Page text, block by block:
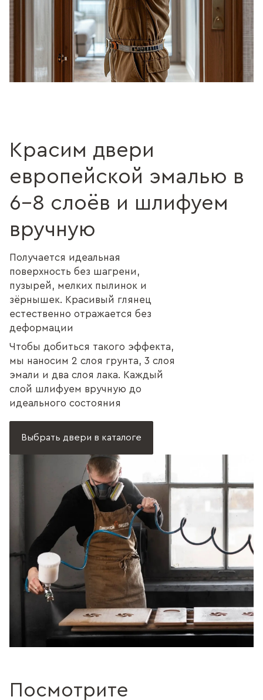
Красим двери
европейской эмалью в
6–8 слоёв и шлифуем
вручную
Получается идеальная
поверхность без шагрени,
пузырей, мелких пылинок и
зёрнышек. Красивый глянец
естественно отражается без
деформации
Чтобы добиться такого эффекта,
мы наносим 2 слоя грунта, 3 слоя
эмали и два слоя лака. Каждый
слой шлифуем вручную до
идеального состояния
Выбрать двери в каталоге
Посмотрите